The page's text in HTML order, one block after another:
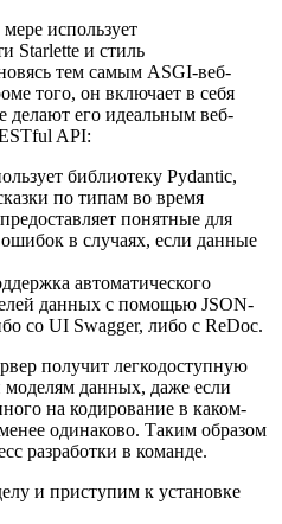
использует
Starlette и стиль
тем самым ASGI-веб-
того, он включает в себя
его идеальным веб-
API:
библиотеку Pydantic,
по типам во время
понятные для
в случаях, если данные
автоматического
данных с помощью JSON-
со UI Swagger, либо с ReDoc.
получит легкодоступную
данных, даже если
на кодирование в каком-
одинаково. Таким образом
разработки в команде.
и приступим к установке